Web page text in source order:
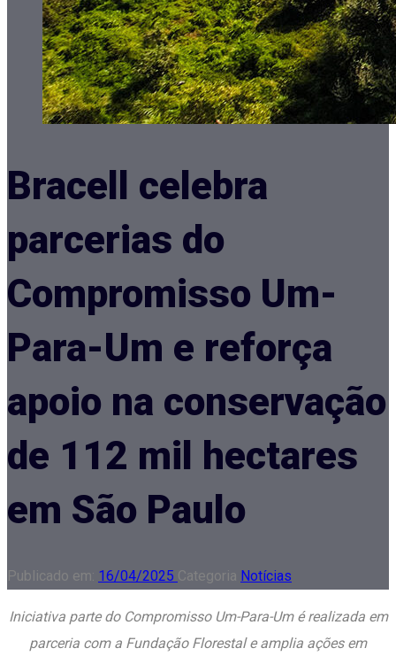
Bracell celebra
parcerias do
Compromisso Um-
Para-Um e reforça
apoio na conservação
de 112 mil hectares
em São Paulo
Publicado em: 16/04/2025 Categoria Notícias
Iniciativa parte do Compromisso Um-Para-Um é realizada em
parceria com a Fundação Florestal e amplia ações em